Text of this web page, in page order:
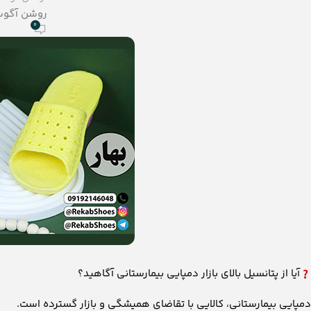
روشن آگوست
0
آیا از پتانسیل بالای بازار دمپایی بیمارستانی آگاهید؟
دمپایی بیمارستانی، کالایی با تقاضای همیشگی و بازار گسترده است.